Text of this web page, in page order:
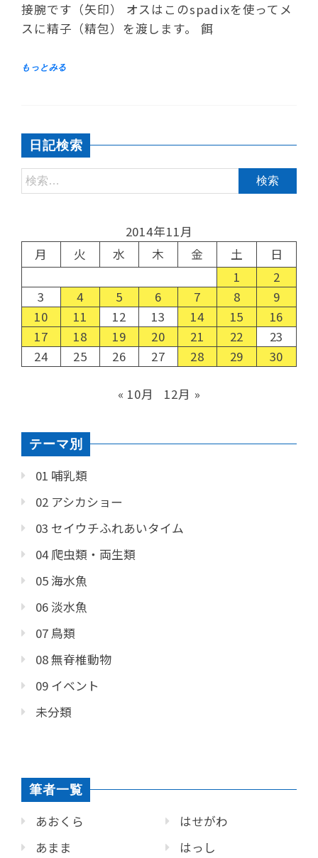
接腕です（矢印） オスはこのspadixを使ってメ
スに精子（精包）を渡します。 餌
日記検索
2014年11月
月
火 水 木 金 土
日
1
2
3
4 5 6 7 8
9
10
11 12 13 14 15
16
17
18 19 20 21 22
23
24
25 26 27 28 29 30
« 10月 12月 »
テーマ別
01 哺乳類
02 アシカショー
03 セイウチふれあいタイム
04 爬虫類・両生類
05 海水魚
06 淡水魚
07 鳥類
08 無脊椎動物
09 イベント
未分類
筆者一覧
あおくら
あまま
はせがわ
はっし